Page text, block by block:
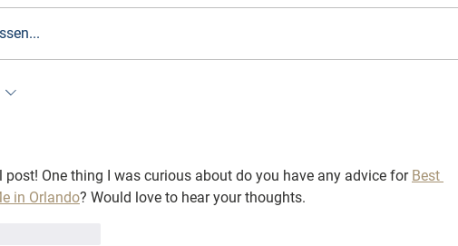
post! One thing I was curious about do you have any advice for Best
in Orlando? Would love to hear your thoughts.